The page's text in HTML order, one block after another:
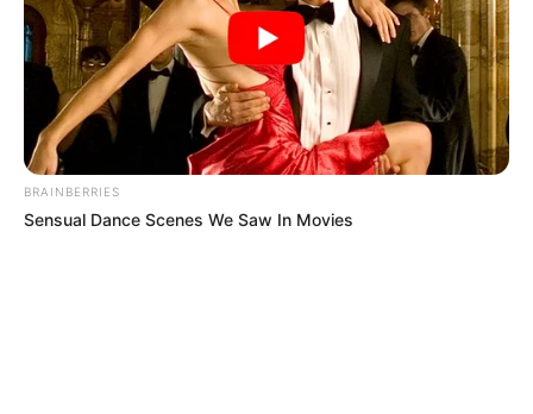
MUJERES ASESINADAS
NOTICIAS ANTIOQUIA
NOTICIAS MEDELLÍN
CORONEL POLICÍA
MANTÉNGASE EN ALERTA
interesan. Para estar bien informado, por
BRAINBERRIES
Sensual Dance Scenes We Saw In Movies